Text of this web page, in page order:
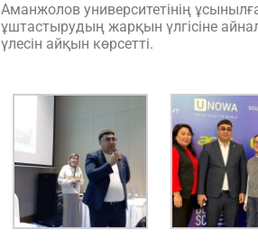
Аманжолов университетінің
ұштастырудың жарқын үлгісіне
үлесін айқын көрсетті.